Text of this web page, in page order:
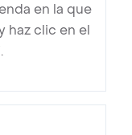
en la que
haz clic en el